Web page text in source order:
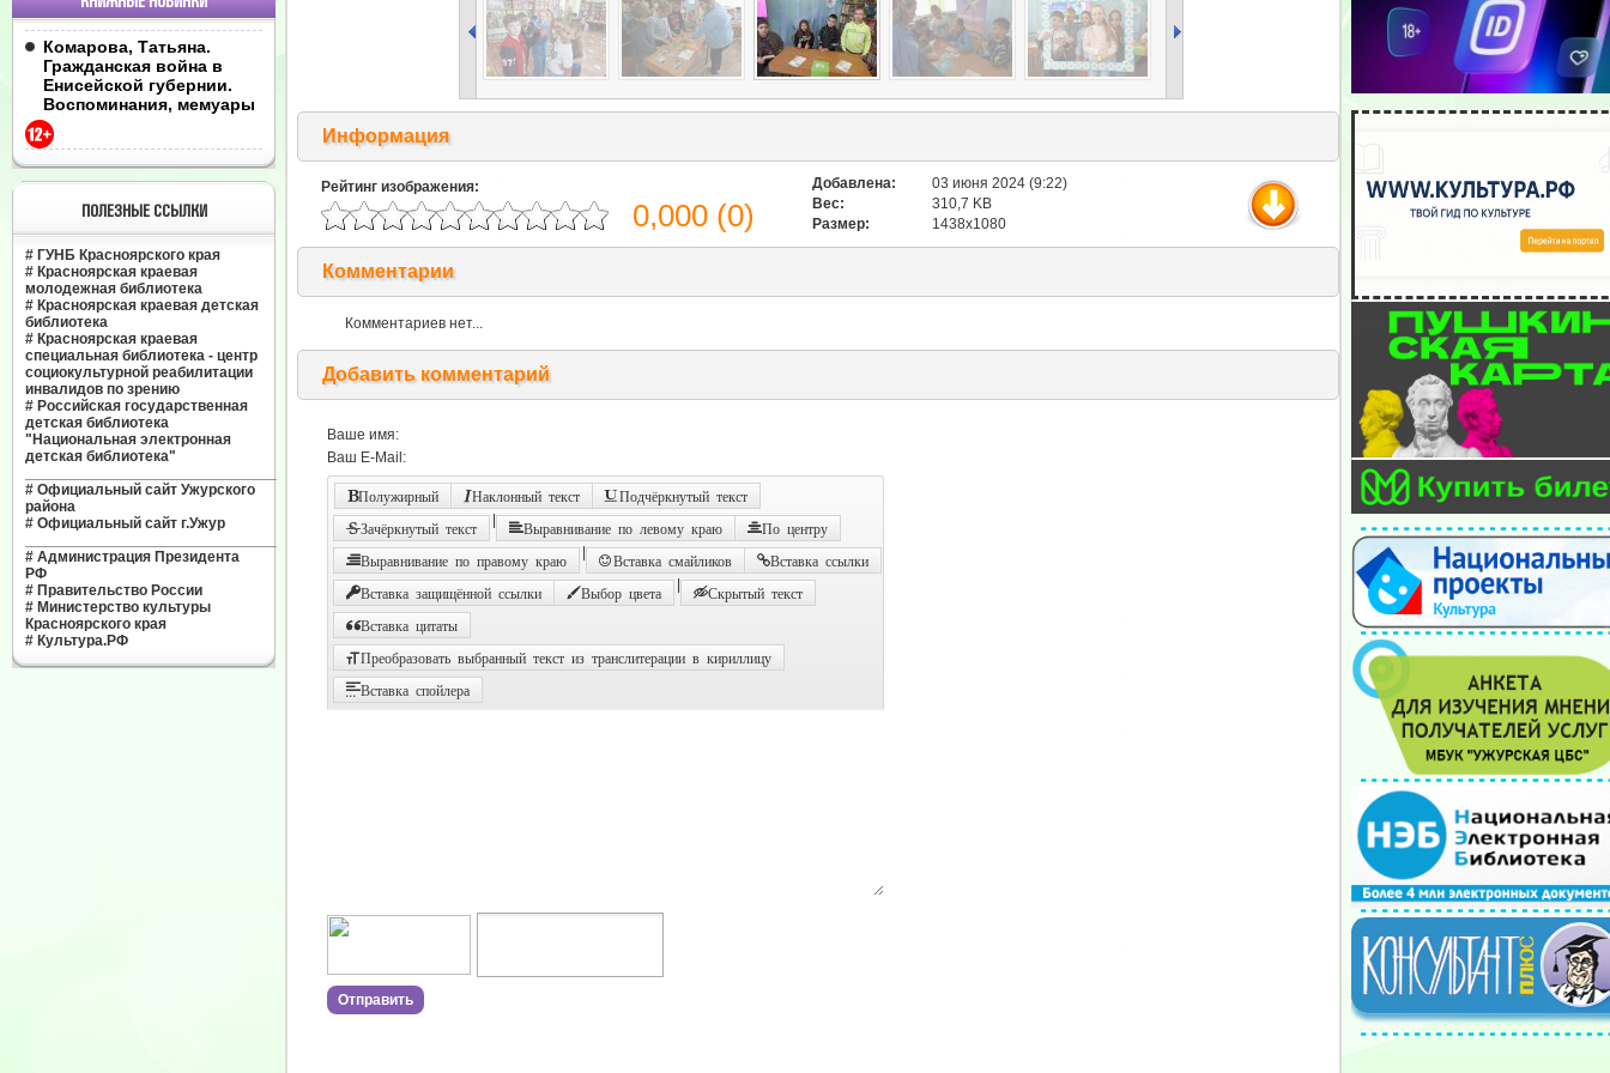
Комарова, Татьяна.
Гражданская война в
Енисейской губернии.
Воспоминания, мемуары
ПОЛЕЗНЫЕ ССЫЛКИ
# ГУНБ Красноярского края
# Красноярская краевая
молодежная библиотека
# Красноярская краевая детская
библиотека
# Красноярская краевая
специальная библиотека - центр
социокультурной реабилитации
инвалидов по зрению
# Российская государственная
детская библиотека
"Национальная электронная
детская библиотека"
# Официальный сайт Ужурского
района
# Официальный сайт г.Ужур
# Администрация Президента
РФ
# Правительство России
# Министерство культуры
Красноярского края
# Культура.РФ
Информация
Рейтинг изображения:
0,000 (0)
Добавлена:
03 июня 2024 (9:22)
Вес:
310,7 KB
Размер:
1438x1080
Комментарии
Комментариев нет...
Добавить комментарий
Ваше имя:
Ваш E-Mail:
Полужирный Наклонный текст Подчёркнутый текст
Зачёркнутый текст Выравнивание по левому краю По центру
Выравнивание по правому краю Вставка смайликов Вставка ссылки
Вставка защищённой ссылки Выбор цвета Скрытый текст
Вставка цитаты
Преобразовать выбранный текст из транслитерации в кириллицу
Вставка спойлера